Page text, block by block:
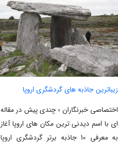
زیباترین جاذبه های گردشگری اروپا
اختصاصی خبرنگاران ؛ چندی پیش در مقاله
ای با اسم دیدنی ترین مکان های اروپا آغاز
به معرفی 10 جاذبه برتر گردشگری اروپا